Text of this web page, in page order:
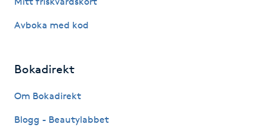
Hälsa
Hälsprickor
Avboka med kod
Bokadirekt
Om Bokadirekt
Blogg - Beautylabbet